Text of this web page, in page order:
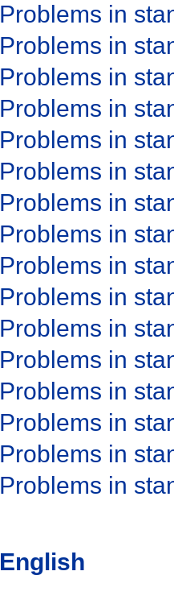
Problems in
Problems in
Problems in
Problems in
Problems in
Problems in
Problems in
Problems in
Problems in
Problems in
Problems in
Problems in
Problems in
Problems in
Problems in
Problems in
English